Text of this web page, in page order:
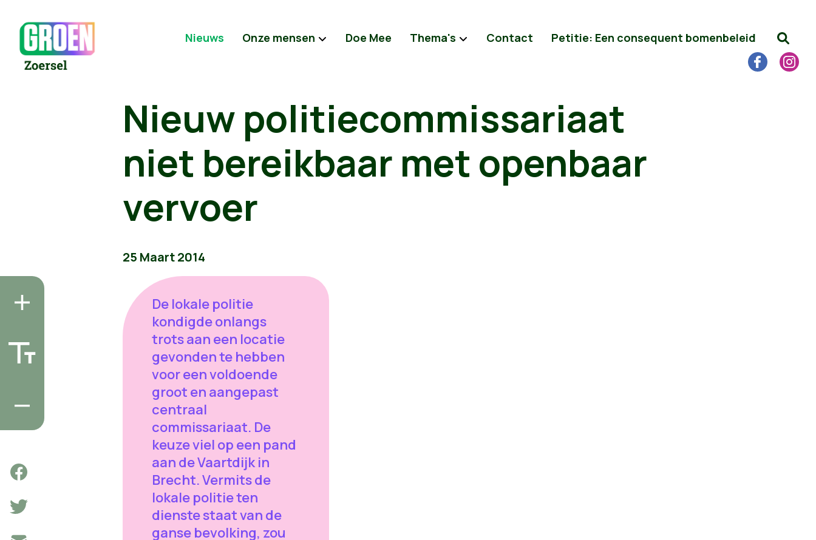
Nieuws Onze mensen Doe Mee Thema's Contact Petitie: Een consequent bomenbeleid
Nieuw politiecommissariaat
niet bereikbaar met openbaar
vervoer
25 Maart 2014
De lokale politie
kondigde onlangs
trots aan een locatie
gevonden te hebben
voor een voldoende
groot en aangepast
centraal
commissariaat. De
keuze viel op een pand
aan de Vaartdijk in
Brecht. Vermits de
lokale politie ten
dienste staat van de
ganse bevolking, zou